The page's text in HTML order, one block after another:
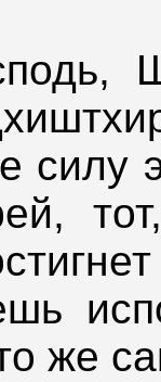
силу
же